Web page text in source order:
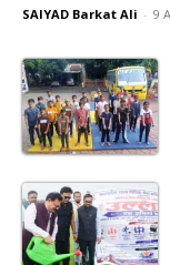
SAIYAD Barkat Ali - 9